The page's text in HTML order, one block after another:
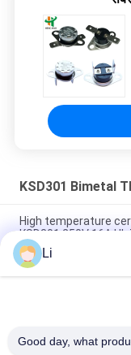
KSD301 Bimetal
High temperature
KSD301 250V 16A UL
Bimetal Disc Snap
limited control switch
Snap Action Type
Li
Good day, what